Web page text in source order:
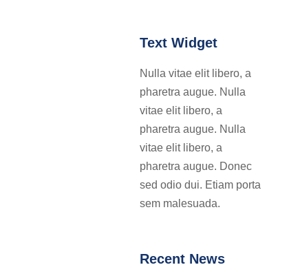
Text Widget
Nulla vitae elit libero, a
pharetra augue. Nulla
vitae elit libero, a
pharetra augue. Nulla
vitae elit libero, a
pharetra augue. Donec
sed odio dui. Etiam porta
sem malesuada.
Recent News